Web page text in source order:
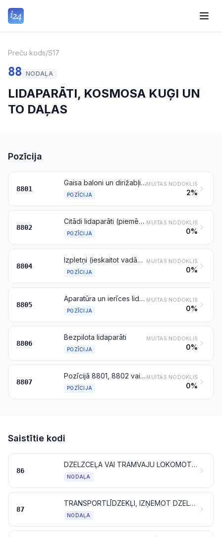
Preču kods/S17
88 NODAĻA
LIDAPARĀTI, KOSMOSA KUĢI UN
TO DAĻAS
Pozīcija
8801
Gaisa baloni un dirižabļi; planieri, deltaplāni un citi bezmotora lidaparāti
POZĪCIJA
MUITAS NODOKLIS
2%
8802
Citādi lidaparāti (piemēram, helikopteri, lidmašīnas), izņemot pozīcijas 8806 bezpilota lidaparātus; kosmosa kuģi (ieskaitot mākslīgos pavadoņus) un suborbitālās un kosmiskās nesējraķetes
POZĪCIJA
MUITAS NODOKLIS
0%
8804
Izpletņi (ieskaitot vadāmus izpletņus un paraplānus) un rotējošos izpletņus; to daļas un piederumi
POZĪCIJA
MUITAS NODOKLIS
0%
8805
Aparatūra un ierīces lidaparātu palaišanai; ierīces lidaparātu uztveršanai uz klāja un tamlīdzīgs aprīkojums; lidotāju zemes trenažieri; iepriekš minēto izstrādājumu daļas
POZĪCIJA
MUITAS NODOKLIS
0%
8806
Bezpilota lidaparāti
POZĪCIJA
MUITAS NODOKLIS
0%
8807
Pozīcijā 8801, 8802 vai 8806 minēto izstrādājumu daļas
POZĪCIJA
MUITAS NODOKLIS
0%
Saistītie kodi
86
DZELZCEĻA VAI TRAMVAJU LOKOMOTĪVES, RITOŠAIS SASTĀVS UN TO DAĻAS; DZELZCEĻA VAI TRAMVAJU CEĻA APRĪKOJUMS UN TĀ DAĻAS; VISU VEIDU MEHĀNISKĀS (IESKAITOT ELEKTROMEHĀNISKĀS) SATIKSMES SIGNALIZĀCIJAS IEKĀRTAS
NODAĻA
87
TRANSPORTLĪDZEKĻI, IZŅEMOT DZELZCEĻA VAI TRAMVAJU RITOŠO SASTĀVU, UN TO DAĻAS UN PIEDERUMI
NODAĻA